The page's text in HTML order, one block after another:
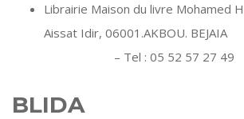
Librairie Maison du livre Mohamed
Aissat Idir, 06001.AKBOU.
– Tel : 05 52 57 27 49
BLIDA